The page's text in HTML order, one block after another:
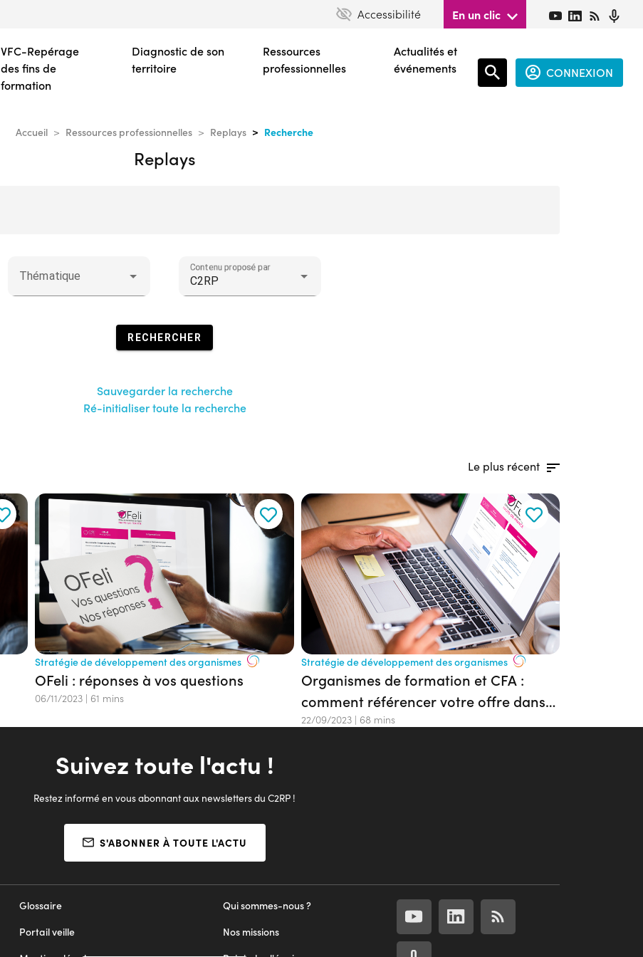
contenu
principal
Accessibilité En un clic
VFC-Repérage
des fins de
formation
Diagnostic de son
territoire
Ressources
professionnelles
Actualités et
événements
CONNEXION
Accueil Ressources professionnelles Replays Recherche
Replays
Thématique
Contenu proposé par
C2RP
RECHERCHER
Sauvegarder la recherche
Ré-initialiser toute la recherche
Le plus récent
Stratégie de développement des organismes
OFeli : réponses à vos questions
06/11/2023 | 61 mins
Stratégie de développement des organismes
Organismes de formation et CFA :
comment référencer votre offre dans
OFeli
22/09/2023| 68 mins
Suivez toute l'actu !
Restez informé en vous abonnant aux newsletters du C2RP !
S'ABONNER À TOUTE L'ACTU
Qui sommes-nous ?
Nos missions
Glossaire
Portail veille